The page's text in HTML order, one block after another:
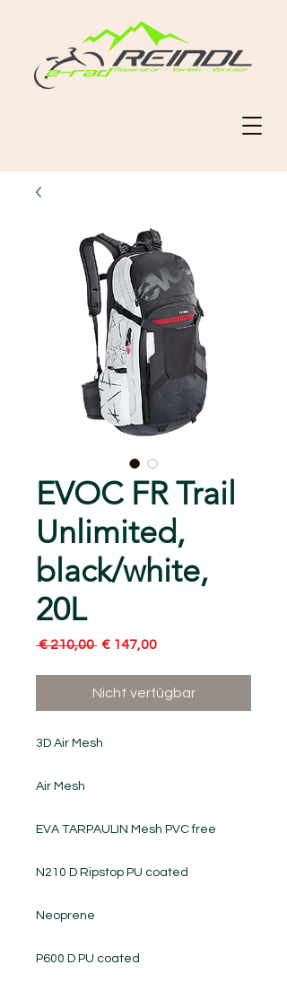
EVOC FR Trail
Unlimited,
black/white,
20L
€ 210,00 Standardpreis
€ 147,00Sale-
Nicht verfügbar
3D Air Mesh
Air Mesh
EVA TARPAULIN Mesh PVC free
N210 D Ripstop PU coated
Neoprene
P600 D PU coated